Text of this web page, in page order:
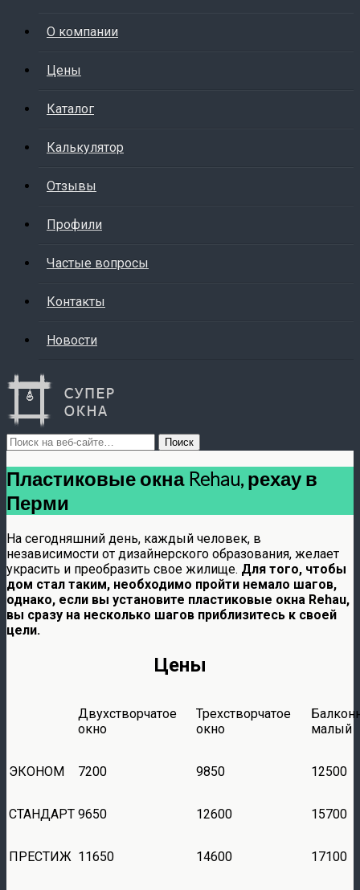
О компании
Цены
Каталог
Калькулятор
Отзывы
Профили
Частые вопросы
Контакты
Новости
Пластиковые окна Rehau, рехау в
Перми
На сегодняшний день, каждый человек, в
независимости от дизайнерского образования, желает
украсить и преобразить свое жилище. Для того, чтобы
дом стал таким, необходимо пройти немало шагов,
однако, если вы установите пластиковые окна Rehau,
вы сразу на несколько шагов приблизитесь к своей
цели.
Цены
Двухстворчатое
окно
Трехстворчатое
окно
малый
ЭКОНОМ 7200 9850 12500
СТАНДАРТ 9650 12600 15700
ПРЕСТИЖ 11650 14600 17100